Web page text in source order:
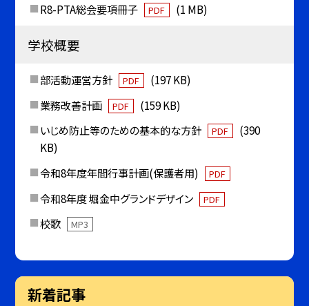
R8-PTA総会要項冊子 PDF (1 MB)
学校概要
部活動運営方針 PDF
(197 KB)
業務改善計画
PDF
(159 KB)
いじめ防止等のための基本的な方針
PDF
(390
KB)
令和8年度年間行事計画(保護者用)
PDF
令和8年度 堀金中グランドデザイン PDF
校歌 MP3
新着記事